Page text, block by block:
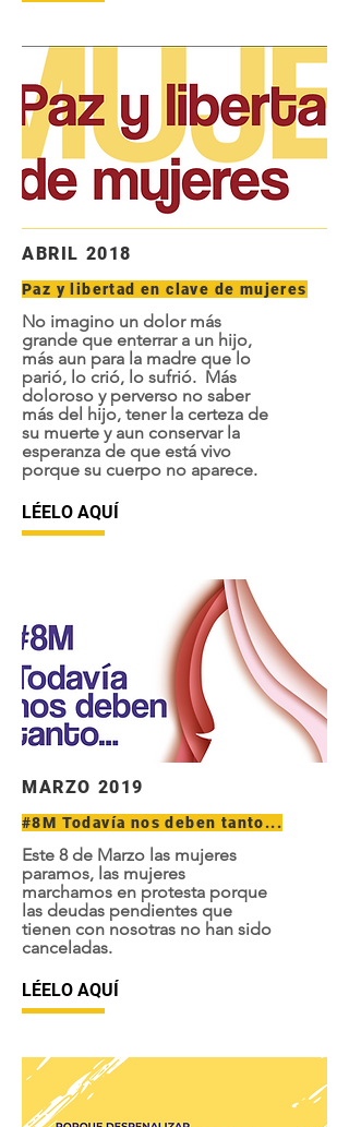
ABRIL 2018
Paz y libertad en clave de mujeres
No imagino un dolor más
grande que enterrar a un hijo,
más aun para la madre que lo
parió, lo crió, lo sufrió. Más
doloroso y perverso no saber
más del hijo, tener la certeza de
su muerte y aun conservar la
esperanza de que está vivo
porque su cuerpo no aparece.
LÉELO AQUÍ
MARZO 2019
#8M Todavía nos deben tanto...
Este 8 de Marzo las mujeres
paramos, las mujeres
marchamos en protesta porque
las deudas pendientes que
tienen con nosotras no han sido
canceladas.
LÉELO AQUÍ